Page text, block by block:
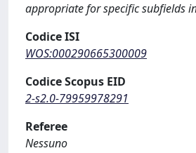
appropriate for specific subfields
Codice ISI
WOS:000290665300009
Codice Scopus EID
2-s2.0-79959978291
Referee
Nessuno